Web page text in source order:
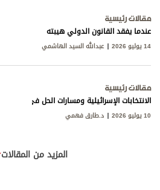
مقالات رئيسية
عندما يفقد القانون الدولي هيبته
14 يوليو 2026 عبدالله السيد الهاشمي
مقالات رئيسية
الانتخابات الإسرائيلية ومسارات الحل في غزة ولبنان
10 يوليو 2026 د.طارق فهمي
المزيد من المقالات